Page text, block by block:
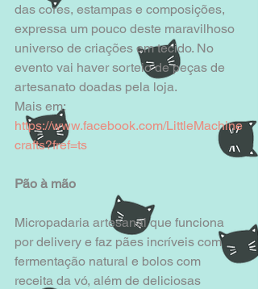
das cores, estampas e composições,
expressa um pouco deste maravilhoso
universo de criações em tecido. No
evento vai haver sorteio de peças de
artesanato doadas pela loja.
Mais em:
https://www.facebook.com/LittleMachine
crafts?fref=ts
Pão à mão
Micropadaria artesanal que funciona
por delivery e faz pães incríveis com
fermentação natural e bolos com
receita da vó, além de deliciosas